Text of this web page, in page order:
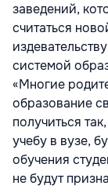
заведений,
считаться
системой
«Многие
образование
получиться
учебу в вузе,
обучения
не будут